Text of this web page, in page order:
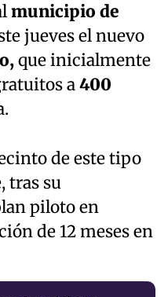
municipio de
jueves el nuevo
que inicialmente
a400
de este tipo
tras su
piloto en
de 12 meses en